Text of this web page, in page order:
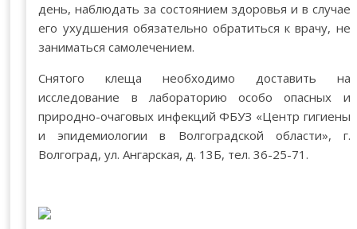
день, наблюдать за состоянием здоровья и в случае
его ухудшения обязательно обратиться к врачу, не
заниматься самолечением.
Снятого клеща необходимо доставить на
исследование в лабораторию особо опасных и
природно-очаговых инфекций ФБУЗ «Центр гигиены
и эпидемиологии в Волгоградской области», г.
Волгоград, ул. Ангарская, д. 13Б, тел. 36-25-71.